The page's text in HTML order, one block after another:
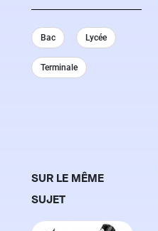
Bac Lycée
Terminale
SUR LE MÊME
SUJET